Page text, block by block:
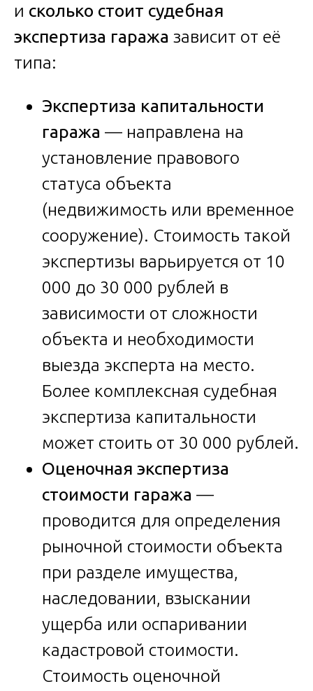
и сколько стоит судебная
экспертиза гаража зависит от её
типа:
Экспертиза капитальности
гаража — направлена на
установление правового
статуса объекта
(недвижимость или временное
сооружение). Стоимость такой
экспертизы варьируется от 10
000 до 30 000 рублей в
зависимости от сложности
объекта и необходимости
выезда эксперта на место.
Более комплексная судебная
экспертиза капитальности
может стоить от 30 000 рублей.
Оценочная экспертиза
стоимости гаража —
проводится для определения
рыночной стоимости объекта
при разделе имущества,
наследовании, взыскании
ущерба или оспаривании
кадастровой стоимости.
Стоимость оценочной